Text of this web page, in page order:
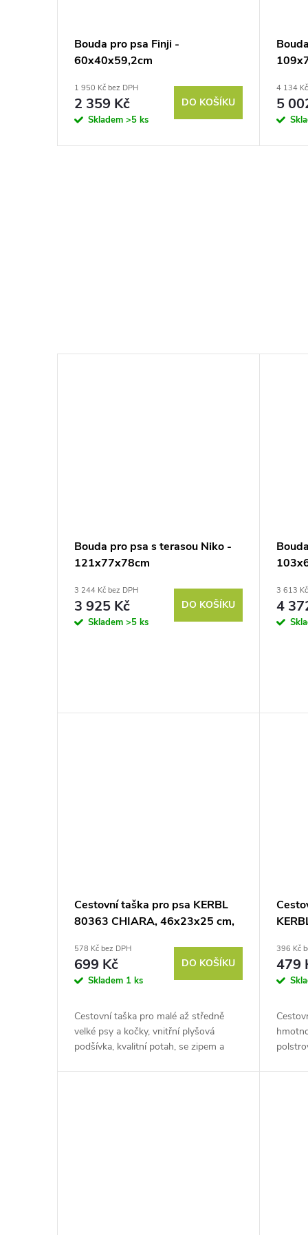
Bouda pro psa Finji -
60x40x59,2cm
1 950 Kč bez DPH
2 359 Kč
Skladem >5 ks
DO KOŠÍKU
4 134
5
Bouda pro psa s terasou Niko -
121x77x78cm
3 244 Kč bez DPH
3 925 Kč
Skladem >5 ks
DO KOŠÍKU
3 613
4
Cestovní taška pro psa KERBL
80363 CHIARA, 46x23x25 cm,
578 Kč bez DPH
699 Kč
Skladem 1 ks
DO KOŠÍKU
Cestovní taška pro malé až středně
velké psy a kočky, vnitřní plyšová
podšívka, kvalitní potah, se zipem a
396 Kč
479